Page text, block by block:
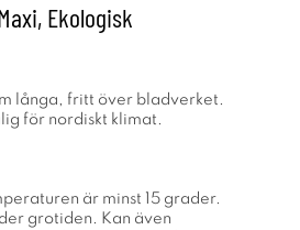
Ekologisk
långa, fritt över bladverket.
för nordiskt klimat.
är minst 15 grader.
grotiden. Kan även